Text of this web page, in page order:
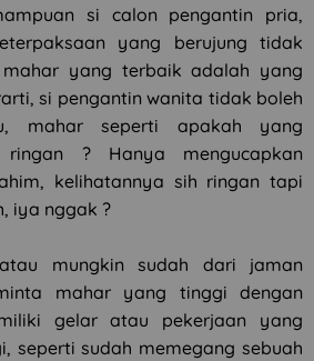
si calon pengantin pria,
yang berujung tidak
mahar yang terbaik adalah yang
si pengantin wanita tidak boleh
mahar seperti apakah yang
ringan ? Hanya mengucapkan
kelihatannya sih ringan tapi
iya nggak ?
mungkin sudah dari jaman
mahar yang tinggi dengan
gelar atau pekerjaan yang
seperti sudah memegang sebuah